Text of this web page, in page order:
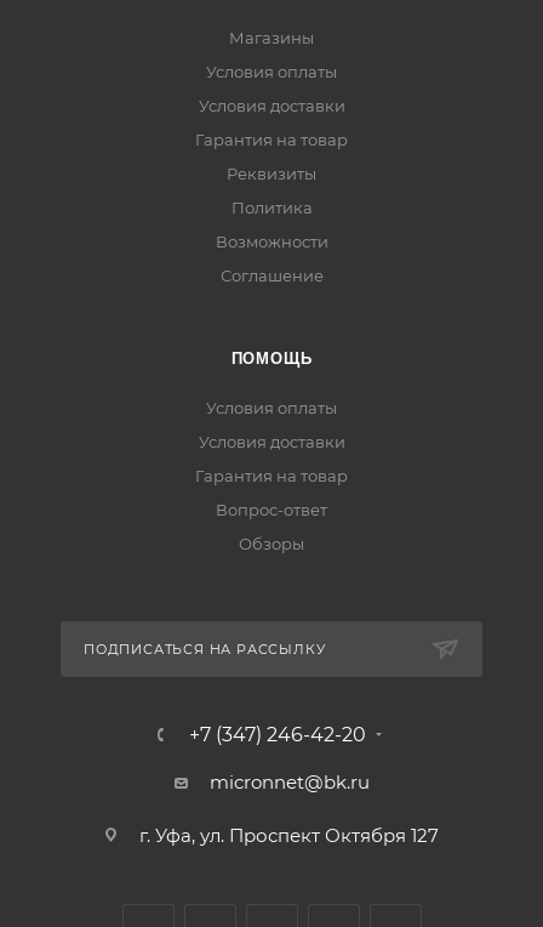
Магазины
Условия оплаты
Условия доставки
Гарантия на товар
Реквизиты
Политика
Возможности
Соглашение
ПОМОЩЬ
Условия оплаты
Условия доставки
Гарантия на товар
Вопрос-ответ
Обзоры
ПОДПИСАТЬСЯ НА РАССЫЛКУ
+7 (347) 246-42-20
micronnet@bk.ru
г. Уфа, ул. Проспект Октября 127